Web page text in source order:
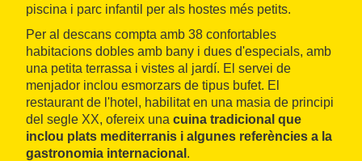
piscina i parc infantil per als hostes més petits.
Per al descans compta amb 38 confortables
habitacions dobles amb bany i dues d'especials, amb
una petita terrassa i vistes al jardí. El servei de
menjador inclou esmorzars de tipus bufet. El
restaurant de l'hotel, habilitat en una masia de principi
del segle XX, ofereix una cuina tradicional que
inclou plats mediterranis i algunes referències a la
gastronomia internacional .